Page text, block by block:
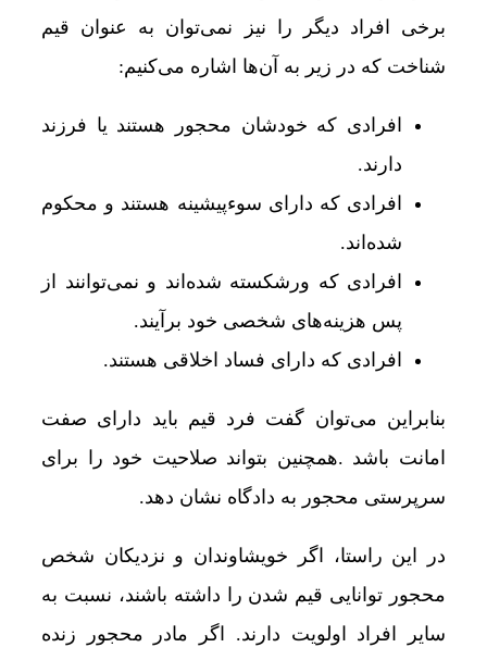
برخی افراد دیگر را نیز نمی‌توان به‌ عنوان قیم
شناخت که در زیر به آن‌ها اشاره می‌کنیم:
افرادی که خودشان محجور هستند یا فرزند
دارند.
افرادی که دارای سوءپیشینه هستند و محکوم
شده‌اند.
افرادی که ورشکسته شده‌اند و نمی‌توانند از
پس هزینه‌های شخصی خود برآیند.
افرادی که دارای فساد اخلاقی هستند.
بنابراین می‌توان گفت فرد قیم باید دارای صفت
امانت باشد .همچنین بتواند صلاحیت خود را برای
سرپرستی محجور به دادگاه نشان دهد.
در این راستا، اگر خویشاوندان و نزدیکان شخص
محجور توانایی قیم شدن را داشته باشند، نسبت به
سایر افراد اولویت دارند. اگر مادر محجور زنده